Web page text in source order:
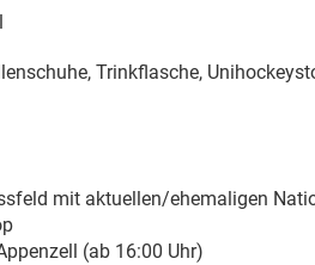
Trinkflasche,
mit aktuellen/ehemaligen
(ab 16:00 Uhr)